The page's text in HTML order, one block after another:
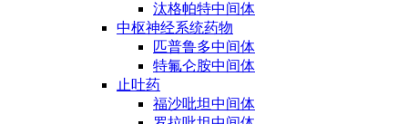
汰格帕特中间体
中枢神经系统药物
匹普鲁多中间体
特氟仑胺中间体
止吐药
福沙吡坦中间体